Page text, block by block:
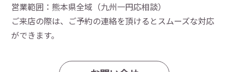
営業範囲：熊本県全域（九州一円応相談）
ご来店の際は、ご予約の連絡を頂けるとスムーズな対応
ができます。